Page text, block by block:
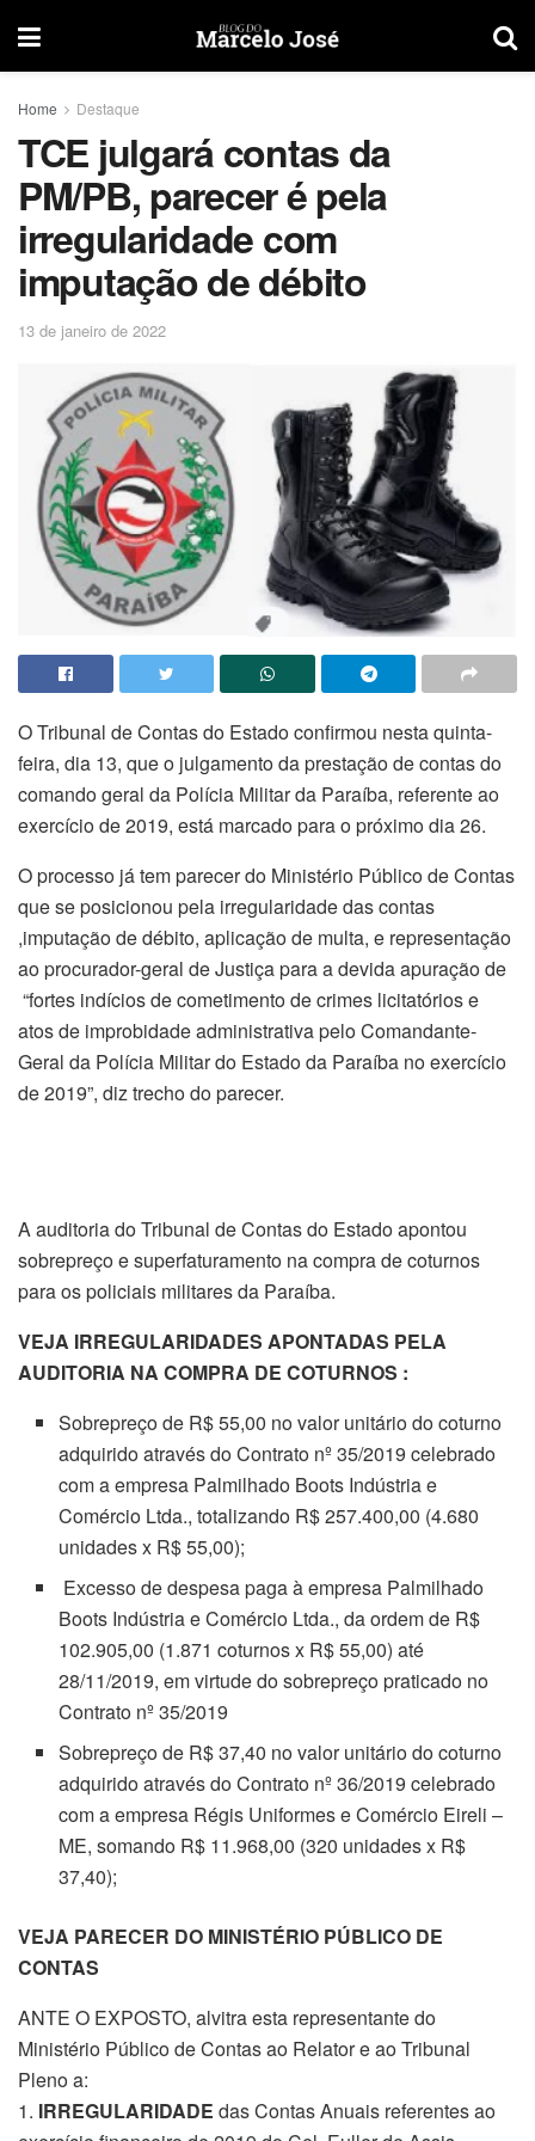
Home Destaque
TCE julgará contas da
PM/PB, parecer é pela
irregularidade com
imputação de débito
13 de janeiro de 2022
O Tribunal de Contas do Estado confirmou nesta quinta-
feira, dia 13, que o julgamento da prestação de contas do
comando geral da Polícia Militar da Paraíba, referente ao
exercício de 2019, está marcado para o próximo dia 26.
O processo já tem parecer do Ministério Público de Contas
que se posicionou pela irregularidade das contas
,imputação de débito, aplicação de multa, e representação
ao procurador-geral de Justiça para a devida apuração de
“fortes indícios de cometimento de crimes licitatórios e
atos de improbidade administrativa pelo Comandante-
Geral da Polícia Militar do Estado da Paraíba no exercício
de 2019”, diz trecho do parecer.
A auditoria do Tribunal de Contas do Estado apontou
sobrepreço e superfaturamento na compra de coturnos
para os policiais militares da Paraíba.
VEJA IRREGULARIDADES APONTADAS PELA
AUDITORIA NA COMPRA DE COTURNOS :
Sobrepreço de R$ 55,00 no valor unitário do coturno
adquirido através do Contrato nº 35/2019 celebrado
com a empresa Palmilhado Boots Indústria e
Comércio Ltda., totalizando R$ 257.400,00 (4.680
unidades x R$ 55,00);
Excesso de despesa paga à empresa Palmilhado
Boots Indústria e Comércio Ltda., da ordem de R$
102.905,00 (1.871 coturnos x R$ 55,00) até
28/11/2019, em virtude do sobrepreço praticado no
Contrato nº 35/2019
Sobrepreço de R$ 37,40 no valor unitário do coturno
adquirido através do Contrato nº 36/2019 celebrado
com a empresa Régis Uniformes e Comércio Eireli –
ME, somando R$ 11.968,00 (320 unidades x R$
37,40);
VEJA PARECER DO MINISTÉRIO PÚBLICO DE
CONTAS
ANTE O EXPOSTO, alvitra esta representante do
Ministério Público de Contas ao Relator e ao Tribunal
Pleno a:
1. IRREGULARIDADE das Contas Anuais referentes ao